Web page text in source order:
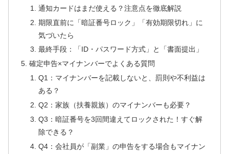
通知カードはまだ使える？注意点を徹底解説
期限直前に「暗証番号ロック」「有効期限切れ」に
気づいたら
最終手段：「ID・パスワード方式」と「書面提出」
確定申告×マイナンバーでよくある質問
Q1：マイナンバーを記載しないと、罰則や不利益は
ある？
Q2：家族（扶養親族）のマイナンバーも必要？
Q3：暗証番号を3回間違えてロックされた！すぐ解
除できる？
Q4：会社員が「副業」の申告をする場合もマイナン